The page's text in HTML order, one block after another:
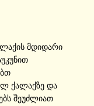
მდიდარი
ქალაქზე და
შეუძლიათ